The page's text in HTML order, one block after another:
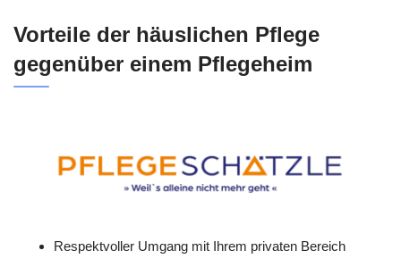
Vorteile der häuslichen Pflege
gegenüber einem Pflegeheim
Respektvoller Umgang mit Ihrem privaten Bereich